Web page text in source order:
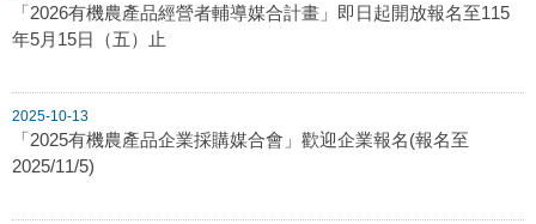
「2026有機農產品經營者輔導媒合計畫」即日起開放報名至115
年5月15日（五）止
2025-10-13
「2025有機農產品企業採購媒合會」歡迎企業報名(報名至
2025/11/5)